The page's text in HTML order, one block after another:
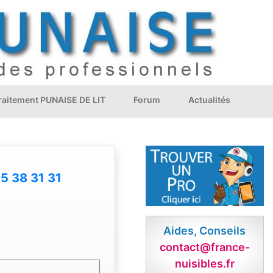
PUNAISE DE LIT Forum Actualités
38 31 31
Aides, Conseils
contact@france-
nuisibles.fr